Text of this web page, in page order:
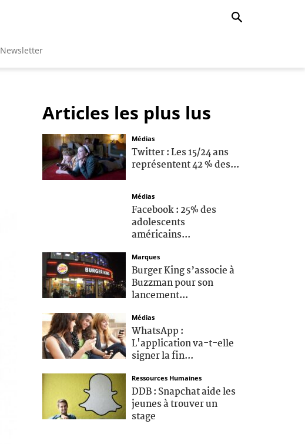
Newsletter
Articles les plus lus
Médias
Twitter : Les 15/24 ans
représentent 42 % des...
Médias
Facebook : 25% des
adolescents
américains...
Marques
Burger King s’associe à
Buzzman pour son
lancement...
Médias
WhatsApp :
L'application va-t-elle
signer la fin...
Ressources Humaines
DDB : Snapchat aide les
jeunes à trouver un
stage